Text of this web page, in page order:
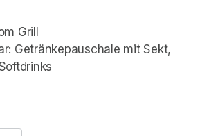
Grill
Getränkepauschale mit Sekt,